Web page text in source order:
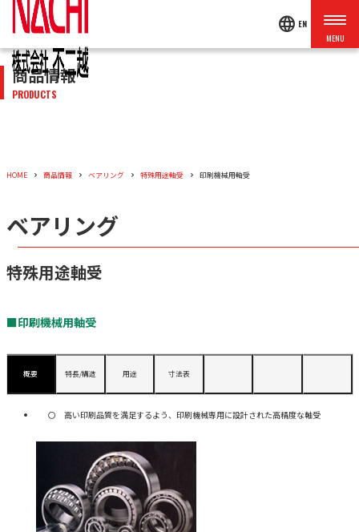
language EN
商品情報
PRODUCTS
HOME 商品情報 ベアリング 特殊用途軸受 印刷機械用軸受
ベアリング
特殊用途軸受
■印刷機械用軸受
概要 特長/構造 用途 寸法表
高い印刷品質を満足するよう、印刷機械専用に設計された高精度な軸受